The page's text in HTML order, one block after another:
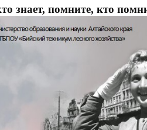
знает, помните, кто